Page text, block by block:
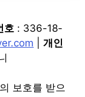
호 : 336-18-
개인
보호를 받으